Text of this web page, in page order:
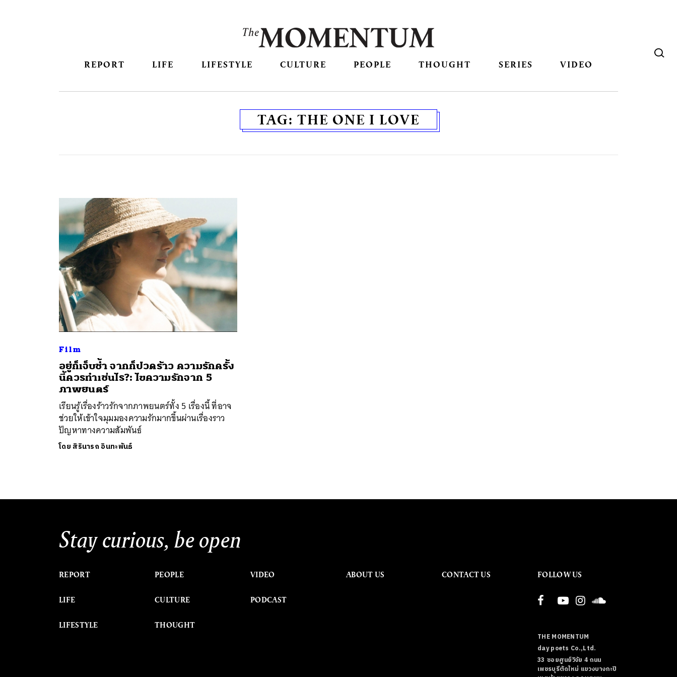
REPORT LIFE LIFESTYLE CULTURE PEOPLE THOUGHT SERIES VIDEO
TAG: THE ONE I LOVE
Film
อยู่ก็เจ็บช้ำ จากก็ปวดร้าว ความรักครั้ง
นี้ควรทำเช่นไร?: ไขความรักจาก 5
ภาพยนตร์
เรียนรู้เรื่องร้าวรักจากภาพยนตร์ทั้ง 5 เรื่องนี้ ที่อาจ
ช่วยให้เข้าใจมุมมองความรักมากขึ้นผ่านเรื่องราว
ปัญหาทางความสัมพันธ์
โดย สิรินารถ อินทะพันธ์
Stay curious, be open
REPORT
LIFE
LIFESTYLE
PEOPLE
CULTURE
THOUGHT
VIDEO
PODCAST
ABOUT US CONTACT US FOLLOW US
THE MOMENTUM
day poets Co.,Ltd.
33 ซอยศูนย์วิจัย 4 ถนน
เพชรบุรีตัดใหม่ แขวงบางกะปิ